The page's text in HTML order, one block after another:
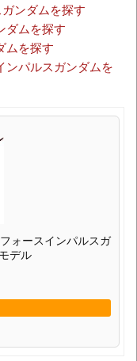
ンダムを探す
ダムを探す
ムを探す
パルスガンダムを
ォースインパルスガ
デル